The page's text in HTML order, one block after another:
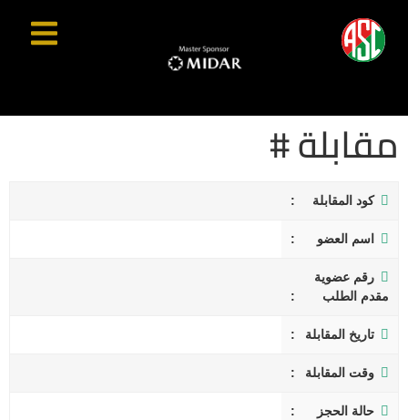
مقابلة #
كود المقابلة
اسم العضو
رقم عضوية
مقدم الطلب
تاريخ المقابلة
وقت المقابلة
حالة الحجز